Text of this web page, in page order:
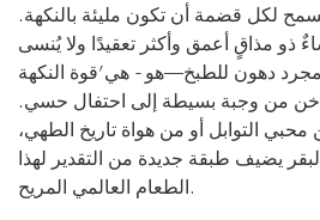
لكل قضمة أن تكون مليئة بالنكهة.
دهون للطبخ—هو - هي’قوة النكهة
من وجبة بسيطة إلى احتفال حسي.
التوابل أو من هواة تاريخ الطهي،
يضيف طبقة جديدة من التقدير لهذا
الطعام العالمي المريح.